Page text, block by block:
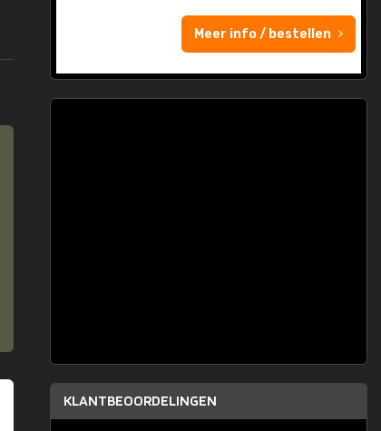
Meer info / bestellen
KLANTBEOORDELINGEN